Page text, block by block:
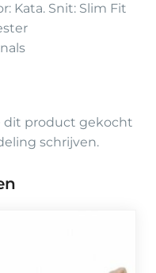
Kata. Snit: Slim Fit
dit product gekocht
schrijven.